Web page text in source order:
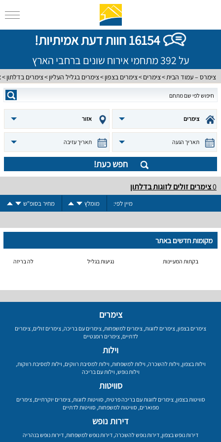
16154 חוות דעת אמיתיות!
על 392 מתחמי אירוח שונים ברחבי הארץ
צימרס – עמוד הבית צימרים צימרים בצפון צימרים בגליל העליון צימרים בדלתון
צימרים אזור
תאריך הגעה תאריך עזיבה
חפש כעת!
0צימרים זולים לזוגות בדלתון
מיין לפי: מומלץ מחיר בסופ"ש
מקומות חדשים באתר
בקתות המעיינות נגיעות בגליל לה בריזה
צימרים
צימרים בצפון, צימרים לזוגות, צימרים למשפחות, צימרים עם בריכה, צימרים זולים, צימרים
לדתיים,צימרים רומנטיים
וילות
וילות בצפון, וילות להשכרה, וילות למשפחות, וילות למסיבת רווקים, וילות למסיבת רווקות,
וילות נופש, וילות עם בריכה
סוויטות
סוויטות בצפון,צימרים לזוגות עם בריכה פרטית,סוויטות לזוגות,צימרים יוקרתיים,צימרים
מפוארים,סוויטות למשפחות,סוויטות לדתיים
דירות נופש
דירות נופש בצפון, דירות נופש להשכרה, דירות נופש למשפחות, דירות נופש בנהריה